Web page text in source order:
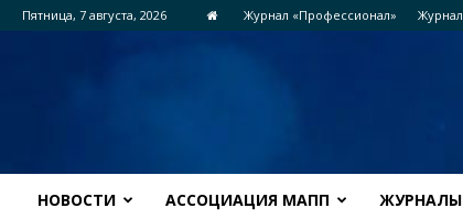
Пятница, 7 августа, 2026 Журнал «Профессионал»
НОВОСТИ АССОЦИАЦИЯ МАПП